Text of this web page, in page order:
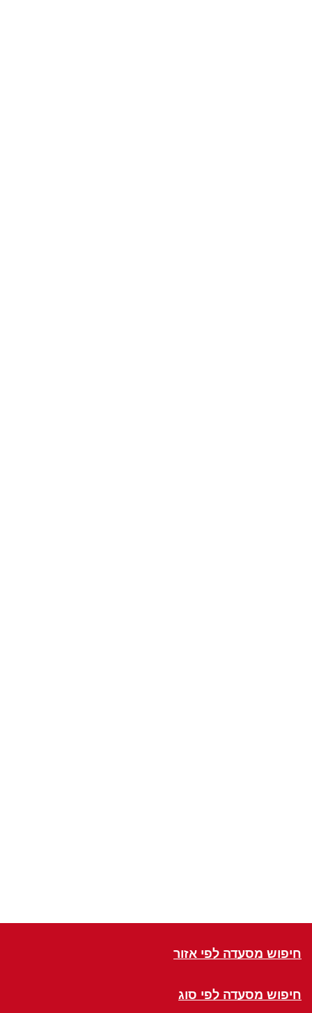
חיפוש מסעדה לפי אזור
חיפוש מסעדה לפי סוג